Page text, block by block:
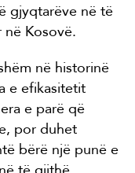
gjyqtarëve në të
Kosovë.
në historinë
e efikasitetit
e parë që
por duhet
bërë një punë e